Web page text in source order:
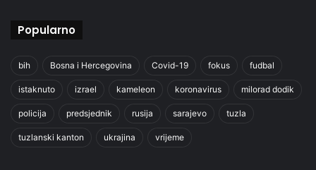
Popularno
bih Bosna i Hercegovina Covid-19 fokus fudbal
istaknuto izrael kameleon koronavirus milorad dodik
policija predsjednik rusija sarajevo tuzla
tuzlanski kanton ukrajina vrijeme